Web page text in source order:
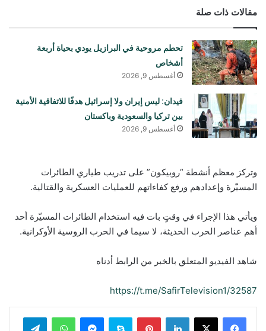
مقالات ذات صلة
تحطم مروحية في البرازيل يودي بحياة أربعة
أشخاص
أغسطس 9, 2026
فيدان: ليس إيران ولا إسرائيل هدفًا للاتفاقية الأمنية
بين تركيا والسعودية وباكستان
أغسطس 9, 2026
وتركز معظم أنشطة “روبيكون” على تدريب طياري الطائرات
المسيّرة وإعدادهم ورفع كفاءاتهم للعمليات العسكرية والقتالية.
ويأتي هذا الإجراء في وقتٍ بات فيه استخدام الطائرات المسيّرة أحد
أهم عناصر الحرب الحديثة، لا سيما في الحرب الروسية الأوكرانية.
شاهد الفيديو المتعلق بالخبر من الرابط أدناه
https://t.me/SafirTelevision1/32587
لينكدإن بينتيريستسكايب ماسنجر واتساب تيلقرام